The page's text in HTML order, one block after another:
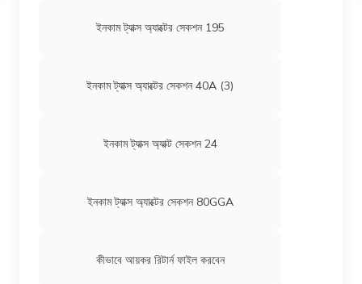
ইনকাম ট্যাক্স অ্যাক্টের সেকশন 195
ইনকাম ট্যাক্স অ্যাক্টের সেকশন 40A (3)
ইনকাম ট্যাক্স অ্যাক্ট সেকশন 24
ইনকাম ট্যাক্স অ্যাক্টের সেকশন 80GGA
কীভাবে আয়কর রিটার্ন ফাইল করবেন